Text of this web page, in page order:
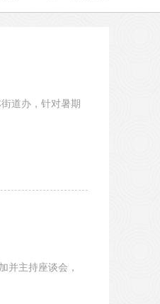
道办，针对暑期
并主持座谈会，